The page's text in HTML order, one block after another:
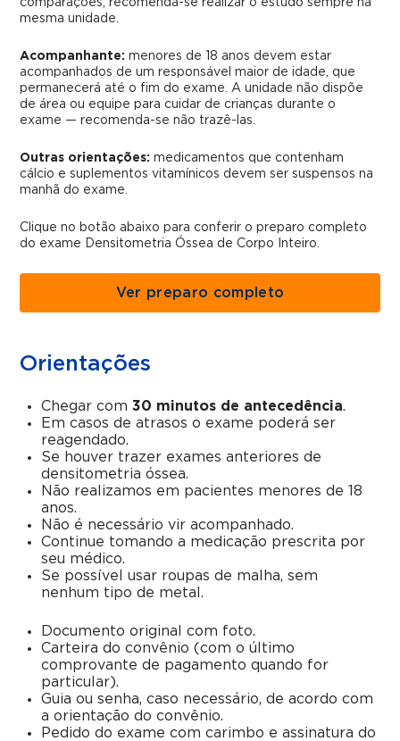
comparações, recomenda-se realizar o estudo sempre na
mesma unidade.
Acompanhante: menores de 18 anos devem estar
acompanhados de um responsável maior de idade, que
permanecerá até o fim do exame. A unidade não dispõe
de área ou equipe para cuidar de crianças durante o
exame — recomenda-se não trazê-las.
Outras orientações: medicamentos que contenham
cálcio e suplementos vitamínicos devem ser suspensos na
manhã do exame.
Clique no botão abaixo para conferir o preparo completo
do exame Densitometria Óssea de Corpo Inteiro.
Ver preparo completo
Orientações
Chegar com30 minutos de antecedência.
Em casos de atrasos o exame poderá ser
reagendado.
Se houver trazer exames anteriores de
densitometria óssea.
Não realizamos em pacientes menores de 18
anos.
Não é necessário vir acompanhado.
Continue tomando a medicação prescrita por
seu médico.
Se possível usar roupas de malha, sem
nenhum tipo de metal.
Documento original com foto.
Carteira do convênio (com o último
comprovante de pagamento quando for
particular).
Guia ou senha, caso necessário, de acordo com
a orientação do convênio.
Pedido do exame com carimbo e assinatura do